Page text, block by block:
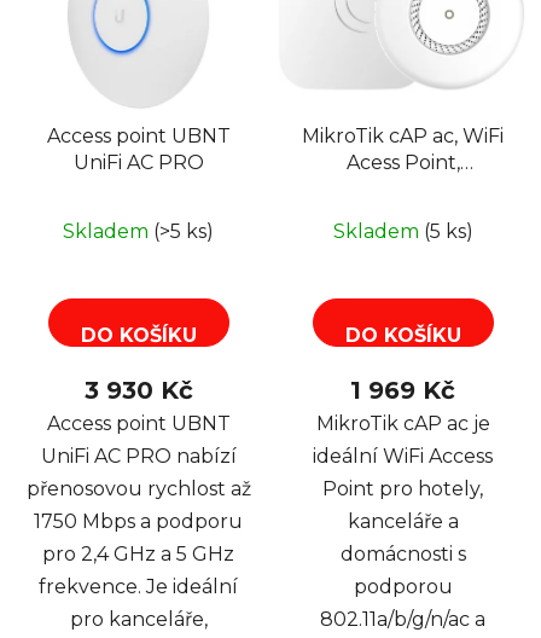
Access point UBNT
UniFi AC PRO
Skladem (>5 ks)
DO KOŠÍKU
3 930 Kč
Access point UBNT
UniFi AC PRO nabízí
přenosovou rychlost až
1750 Mbps a podporu
pro 2,4 GHz a 5 GHz
frekvence. Je ideální
pro kanceláře,
MikroTik cAP ac, WiFi
Acess Point,
Skladem (5 ks)
DO KOŠÍKU
1 969 Kč
MikroTik cAP ac je
ideální WiFi Access
Point pro hotely,
kanceláře a
domácnosti s
podporou
802.11a/b/g/n/ac a